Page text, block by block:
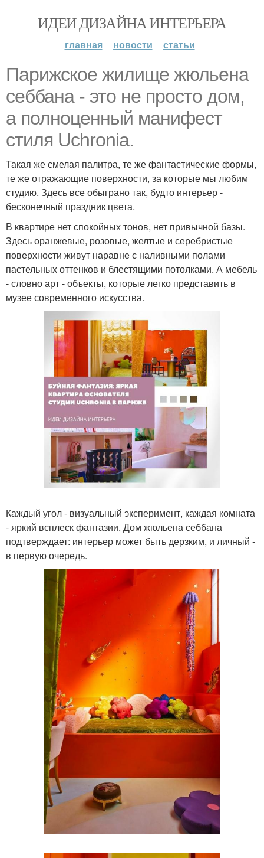
ИДЕИ ДИЗАЙНА ИНТЕРЬЕРА
главная новости статьи
Парижское жилище жюльена
себбана - это не просто дом,
а полноценный манифест
стиля Uchronia.
Такая же смелая палитра, те же фантастические формы,
те же отражающие поверхности, за которые мы любим
студию. Здесь все обыграно так, будто интерьер -
бесконечный праздник цвета.
В квартире нет спокойных тонов, нет привычной базы.
Здесь оранжевые, розовые, желтые и серебристые
поверхности живут наравне с наливными полами
пастельных оттенков и блестящими потолками. А мебель
- словно арт - объекты, которые легко представить в
музее современного искусства.
Каждый угол - визуальный эксперимент, каждая комната
- яркий всплеск фантазии. Дом жюльена себбана
подтверждает: интерьер может быть дерзким, и личный -
в первую очередь.